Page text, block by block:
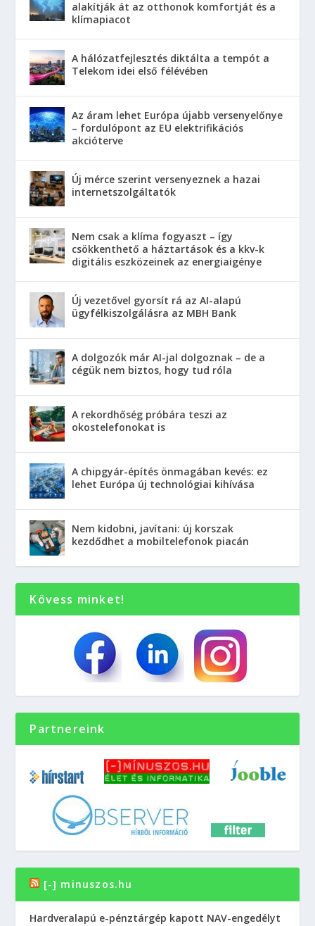
alakítják át az otthonok komfortját és a
klímapiacot
A hálózatfejlesztés diktálta a tempót a
Telekom idei első félévében
Az áram lehet Európa újabb versenyelőnye
– fordulópont az EU elektrifikációs
akcióterve
Új mérce szerint versenyeznek a hazai
internetszolgáltatók
Nem csak a klíma fogyaszt – így
csökkenthető a háztartások és a kkv-k
digitális eszközeinek az energiaigénye
Új vezetővel gyorsít rá az AI-alapú
ügyfélkiszolgálásra az MBH Bank
A dolgozók már AI-jal dolgoznak – de a
cégük nem biztos, hogy tud róla
A rekordhőség próbára teszi az
okostelefonokat is
A chipgyár-építés önmagában kevés: ez
lehet Európa új technológiai kihívása
Nem kidobni, javítani: új korszak
kezdődhet a mobiltelefonok piacán
Kövess minket!
Partnereink
[-] minuszos.hu
Hardveralapú e-pénztárgép kapott NAV-engedélyt